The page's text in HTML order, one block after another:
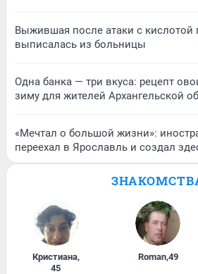
Выжившая после атаки с кислотой
выписалась из больницы
Одна банка — три вкуса: рецепт
зиму для жителей Архангельской
«Мечтал о большой жизни»:
переехал в Ярославль и создал
Кристиана,
45
Roman,49